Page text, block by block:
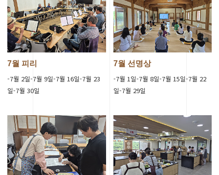
7월 피리
-7월 2일-7월 9일-7월 16일-7월 23
일-7월 30일
7월 선명상
-7월 1일-7월 8일-7월 15일-7월 22
일-7월 29일